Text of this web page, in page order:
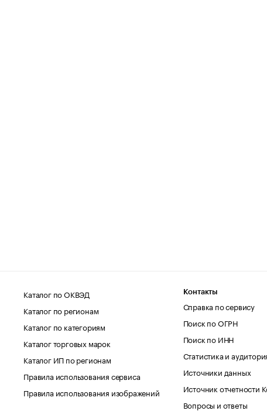
Каталог по ОКВЭД
Каталог по регионам
Каталог по категориям
Каталог торговых марок
Каталог ИП по регионам
Правила использования сервиса
Правила использования изображений
Контакты
Справка по сервису
Поиск по ОГРН
Поиск по ИНН
Статистика и
Источники данных
Источник отчетности
Вопросы и ответы